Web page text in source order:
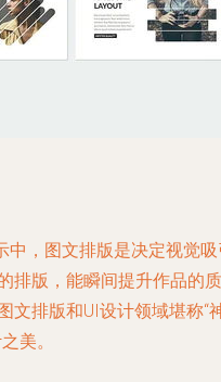
中，图文排版是决定视觉
排版，能瞬间提升作品的质
文排版和UI设计领域堪称“
美。